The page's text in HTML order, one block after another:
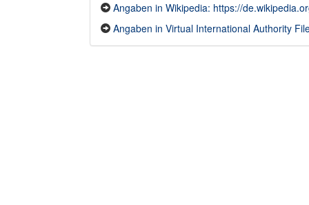
Angaben in Wikipedia: https://
Angaben in Virtual International Authority